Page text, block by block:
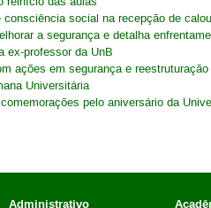
social na recepção de
a segurança e detalha
ex-professor da UnB
ações em segurança e
Universitária
pelo aniversário da
Administrativo